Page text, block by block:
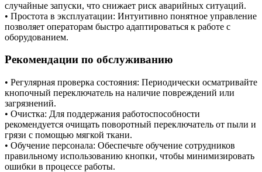
случайные запуски, что снижает риск аварийных ситуаций.
• Простота в эксплуатации: Интуитивно понятное управление
позволяет операторам быстро адаптироваться к работе с
оборудованием.
Рекомендации по обслуживанию
• Регулярная проверка состояния: Периодически осматривайте
кнопочный переключатель на наличие повреждений или
загрязнений.
• Очистка: Для поддержания работоспособности
рекомендуется очищать поворотный переключатель от пыли и
грязи с помощью мягкой ткани.
• Обучение персонала: Обеспечьте обучение сотрудников
правильному использованию кнопки, чтобы минимизировать
ошибки в процессе работы.